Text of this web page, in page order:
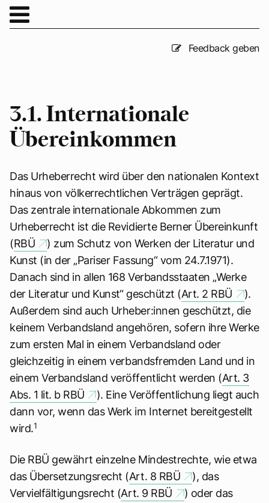
Feedback geben
3.1. Internationale
Übereinkommen
Das Urheberrecht wird über den nationalen Kontext
hinaus von völkerrechtlichen Verträgen geprägt.
Das zentrale internationale Abkommen zum
Urheberrecht ist die Revidierte Berner Übereinkunft
(RBÜ
) zum Schutz von Werken der Literatur und
Kunst (in der „Pariser Fassung“ vom 24.7.1971).
Danach sind in allen 168 Verbandsstaaten „Werke
der Literatur und Kunst“ geschützt (Art. 2 RBÜ
).
Außerdem sind auch Urheber:innen geschützt, die
keinem Verbandsland angehören, sofern ihre Werke
zum ersten Mal in einem Verbandsland oder
gleichzeitig in einem verbandsfremden Land und in
einem Verbandsland veröffentlicht werden (Art. 3
Abs. 1 lit. b RBÜ
). Eine Veröffentlichung liegt auch
dann vor, wenn das Werk im Internet bereitgestellt
wird.1
Die RBÜ gewährt einzelne Mindestrechte, wie etwa
das Übersetzungsrecht (Art. 8 RBÜ
), das
Vervielfältigungsrecht (Art. 9 RBÜ
) oder das